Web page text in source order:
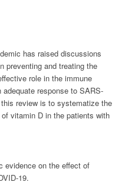
has raised discussions
preventing and treating the
role in the immune
response to SARS-
review is to systematize the
vitamin D in the patients with
evidence on the effect of
19.